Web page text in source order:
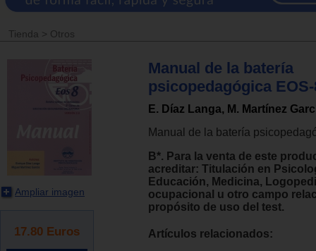
Tienda > Otros
Ampliar imagen
17.80 Euros
Manual de la batería
psicopedagógica
E. Díaz Langa, M. Martínez
Manual de la batería
B*. Para la venta de este
acreditar: Titulación en
Educación, Medicina,
ocupacional u otro campo
propósito de uso del test.
Artículos relacionados: